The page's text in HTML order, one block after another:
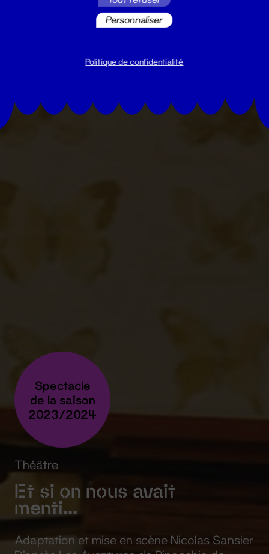
Spectacle
de la saison
2023/2024
Théâtre
Et si on nous avait
menti...
Adaptation et mise en scène Nicolas Sansier
Personnaliser
Politique de confidentialité